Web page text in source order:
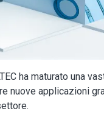
ha maturato una
nuove applicazioni